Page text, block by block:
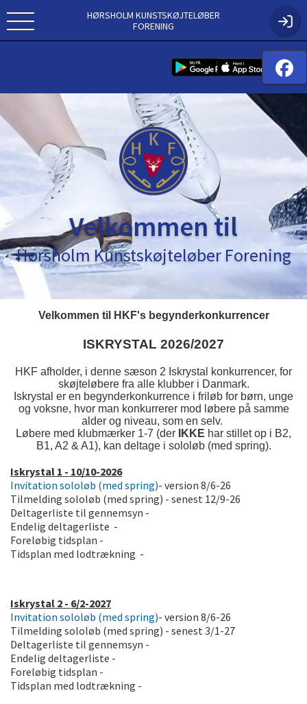
HØRSHOLM KUNSTSKØJTELØBER
FORENING
Velkommen til
Hørsholm Kunstskøjteløber Forening
Velkommen til HKF's begynderkonkurrencer
ISKRYSTAL 2026/2027
HKF afholder, i denne sæson 2 Iskrystal konkurrencer, for
skøjteløbere fra alle klubber i Danmark.
Iskrystal er en begynderkonkurrence i friløb for børn, unge
og voksne, hvor man konkurrerer mod løbere på samme
alder og niveau, som en selv.
Løbere med klubmærker 1-7 (der
IKKE har stillet op i B2,
B1, A2 & A1), kan deltage i sololøb (med spring).
Iskrystal 1 - 10/10-2026
Invitation sololøb (med spring)- version 8/6-26
Tilmelding sololøb (med spring) - senest 12/9-26
Deltagerliste til gennemsyn -
Endelig deltagerliste -
Foreløbig tidsplan -
Tidsplan med lodtrækning -
Iskrystal 2 - 6/2-2027
Invitation sololøb (med spring)- version 8/6-26
Tilmelding sololøb (med spring) - senest 3/1-27
Deltagerliste til gennemsyn -
Endelig deltagerliste -
Foreløbig tidsplan -
Tidsplan med lodtrækning -